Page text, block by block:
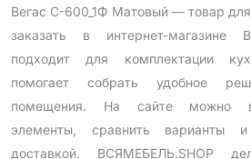
Вегас С-600_1Ф Матовый — товар
заказать в интернет-магазине
подходит для комплектации
помогает собрать удобное
помещения. На сайте можно
элементы, сравнить варианты
доставкой. ВСЯМЕБЕЛЬ.SHOP